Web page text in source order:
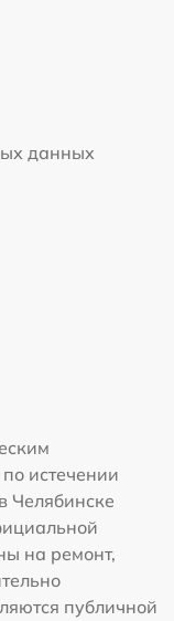
данных
истечении
Челябинске
на ремонт,
публичной